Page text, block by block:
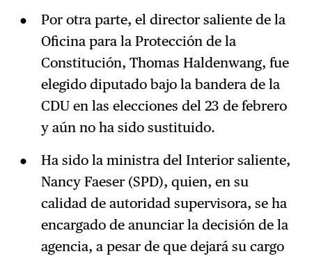
Por otra parte, el director saliente de la
Oficina para la Protección de la
Constitución, Thomas Haldenwang, fue
elegido diputado bajo la bandera de la
CDU en las elecciones del 23 de febrero
y aún no ha sido sustituido.
Ha sido la ministra del Interior saliente,
Nancy Faeser (SPD), quien, en su
calidad de autoridad supervisora, se ha
encargado de anunciar la decisión de la
agencia, a pesar de que dejará su cargo